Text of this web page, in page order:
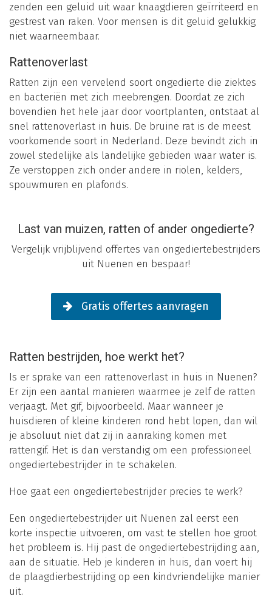
zenden een geluid uit waar knaagdieren geïrriteerd en
gestrest van raken. Voor mensen is dit geluid gelukkig
niet waarneembaar.
Rattenoverlast
Ratten zijn een vervelend soort ongedierte die ziektes
en bacteriën met zich meebrengen. Doordat ze zich
bovendien het hele jaar door voortplanten, ontstaat al
snel rattenoverlast in huis. De bruine rat is de meest
voorkomende soort in Nederland. Deze bevindt zich in
zowel stedelijke als landelijke gebieden waar water is.
Ze verstoppen zich onder andere in riolen, kelders,
spouwmuren en plafonds.
Last van muizen, ratten of ander ongedierte?
Vergelijk vrijblijvend offertes van ongediertebestrijders
uit Nuenen en bespaar!
Gratis offertes aanvragen
Ratten bestrijden, hoe werkt het?
Is er sprake van een rattenoverlast in huis in Nuenen?
Er zijn een aantal manieren waarmee je zelf de ratten
verjaagt. Met gif, bijvoorbeeld. Maar wanneer je
huisdieren of kleine kinderen rond hebt lopen, dan wil
je absoluut niet dat zij in aanraking komen met
rattengif. Het is dan verstandig om een professioneel
ongediertebestrijder in te schakelen.
Hoe gaat een ongediertebestrijder precies te werk?
Een ongediertebestrijder uit Nuenen zal eerst een
korte inspectie uitvoeren, om vast te stellen hoe groot
het probleem is. Hij past de ongediertebestrijding aan,
aan de situatie. Heb je kinderen in huis, dan voert hij
de plaagdierbestrijding op een kindvriendelijke manier
uit.